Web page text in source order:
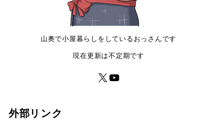
山奥で小屋暮らしをしているおっさんです
現在更新は不定期です
外部リンク